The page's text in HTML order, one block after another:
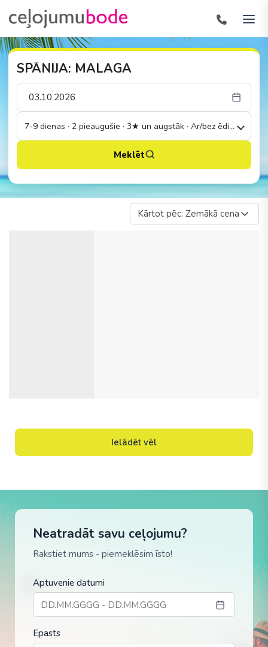
SPĀNIJA: MALAGA
7-9 dienas · 2 pieaugušie · 3★ un augstāk · Ar/bez ēdināšanas
Meklēt
Kārtot pēc: Zemākā cena
Ielādēt vēl
Neatradāt savu ceļojumu?
Rakstiet mums - piemeklēsim īsto!
Aptuvenie datumi
Epasts